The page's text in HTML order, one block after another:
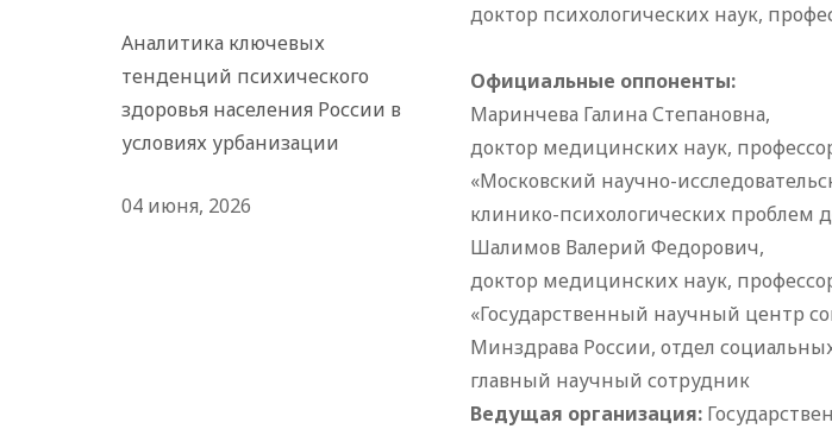
доктор психологических наук,
Официальные оппоненты:
Маринчева Галина Степановна,
доктор медицинских наук,
«Московский научно-
клинико-психологических проблем
Шалимов Валерий Федорович,
доктор медицинских наук,
«Государственный научный центр
Минздрава России, отдел
главный научный сотрудник
Ведущая организация:
Аналитика ключевых
тенденций психического
здоровья населения России в
условиях урбанизации
04 июня, 2026